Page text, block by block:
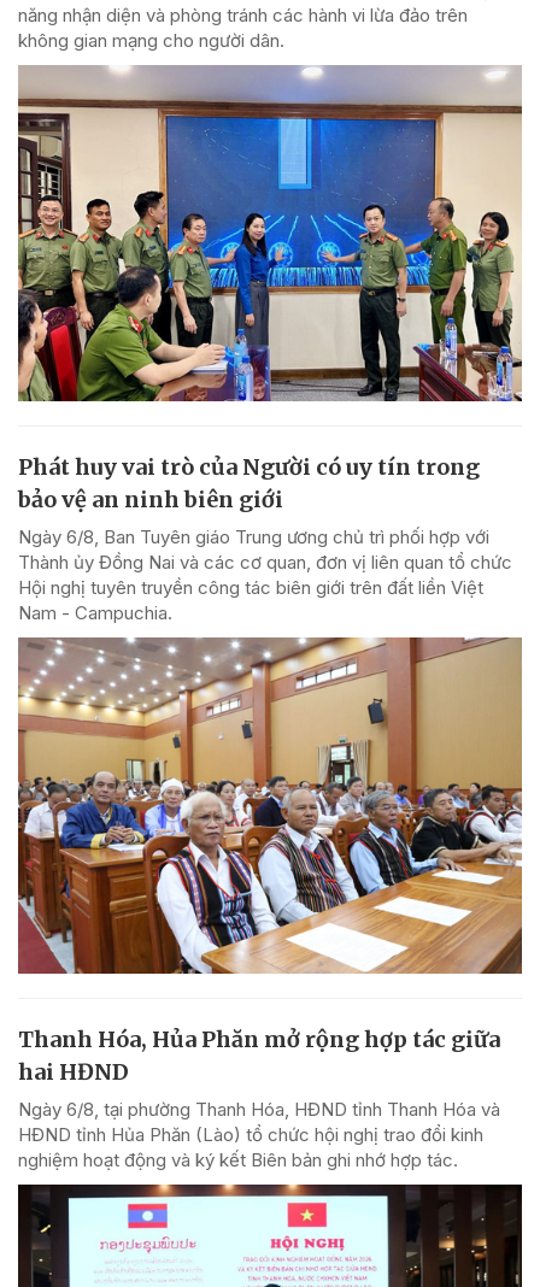
năng nhận diện và phòng tránh các hành vi lừa đảo trên
không gian mạng cho người dân.
Phát huy vai trò của Người có uy tín trong
bảo vệ an ninh biên giới
Ngày 6/8, Ban Tuyên giáo Trung ương chủ trì phối hợp với
Thành ủy Đồng Nai và các cơ quan, đơn vị liên quan tổ chức
Hội nghị tuyên truyền công tác biên giới trên đất liền Việt
Nam - Campuchia.
Thanh Hóa, Hủa Phăn mở rộng hợp tác giữa
hai HĐND
Ngày 6/8, tại phường Thanh Hóa, HĐND tỉnh Thanh Hóa và
HĐND tỉnh Hủa Phăn (Lào) tổ chức hội nghị trao đổi kinh
nghiệm hoạt động và ký kết Biên bản ghi nhớ hợp tác.